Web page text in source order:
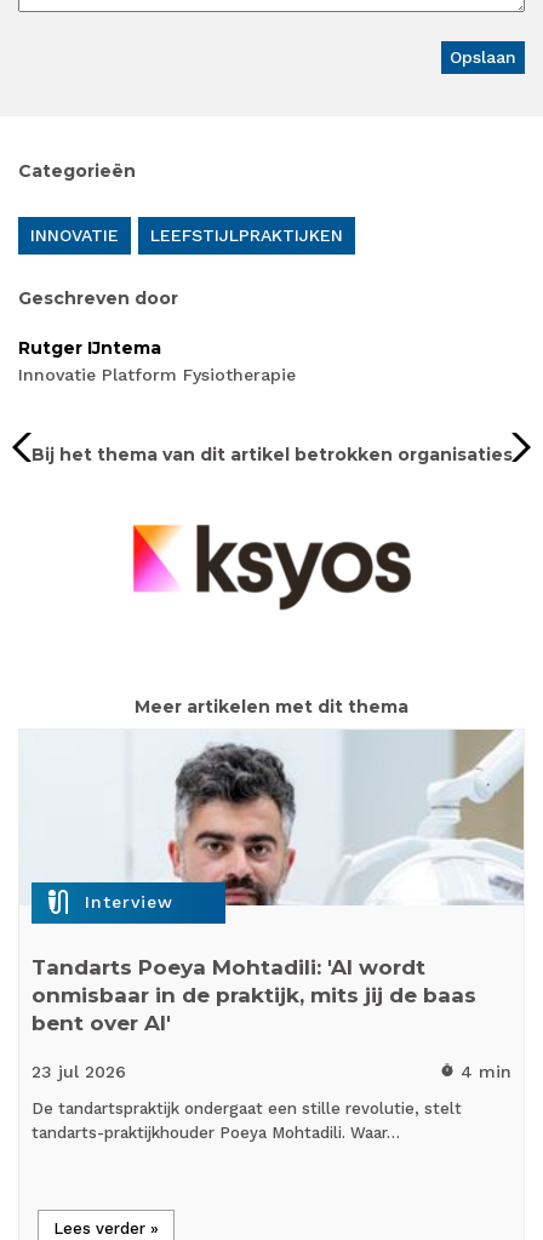
Categorieën
INNOVATIE LEEFSTIJLPRAKTIJKEN
Geschreven door
Rutger IJntema
Innovatie Platform Fysiotherapie
Bij het thema van dit artikel betrokken organisaties
Meer artikelen met dit thema
mic_external_on Interview
Tandarts Poeya Mohtadili: 'AI wordt
onmisbaar in de praktijk, mits jij de baas
bent over AI'
23 jul 2026 timer 4 min
De tandartspraktijk ondergaat een stille revolutie, stelt
tandarts-praktijkhouder Poeya Mohtadili. Waar…
Lees verder »